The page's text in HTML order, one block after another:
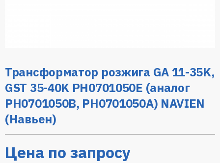
Трансформатор розжига GA 11-35K,
GST 35-40K PH0701050E (аналог
PH0701050B, PH0701050A) NAVIEN
(Навьен)
Цена по запросу